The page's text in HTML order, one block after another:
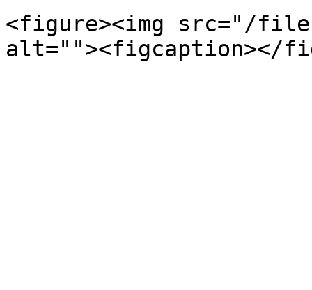
<figure><img src="/files/